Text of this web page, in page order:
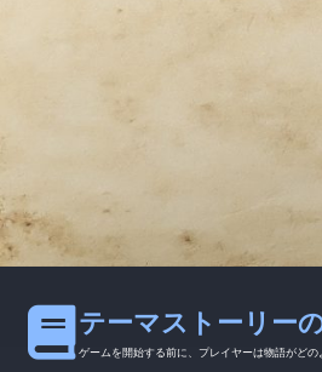
テーマストーリー
ゲームを開始する前に、プレイヤーは物語がど